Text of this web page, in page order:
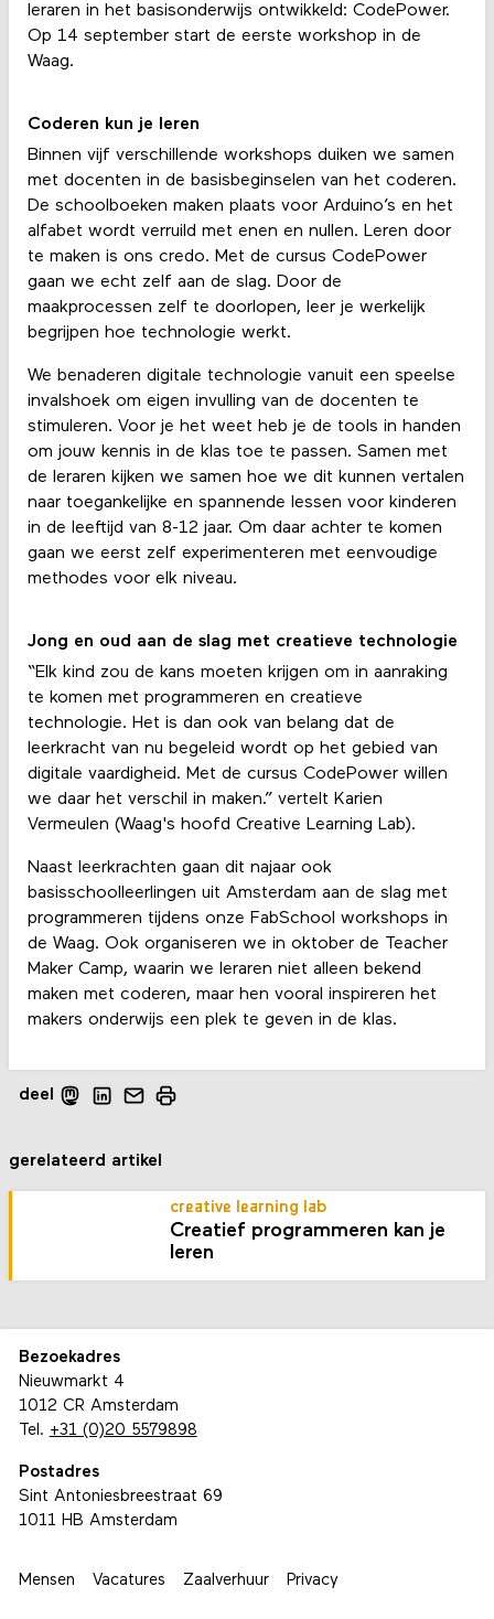
leraren in het basisonderwijs ontwikkeld: CodePower.
Op 14 september start de eerste workshop in de
Waag.
Coderen kun je leren
Binnen vijf verschillende workshops duiken we samen
met docenten in de basisbeginselen van het coderen.
De schoolboeken maken plaats voor Arduino’s en het
alfabet wordt verruild met enen en nullen. Leren door
te maken is ons credo. Met de cursus CodePower
gaan we echt zelf aan de slag. Door de
maakprocessen zelf te doorlopen, leer je werkelijk
begrijpen hoe technologie werkt.
We benaderen digitale technologie vanuit een speelse
invalshoek om eigen invulling van de docenten te
stimuleren. Voor je het weet heb je de tools in handen
om jouw kennis in de klas toe te passen. Samen met
de leraren kijken we samen hoe we dit kunnen vertalen
naar toegankelijke en spannende lessen voor kinderen
in de leeftijd van 8-12 jaar. Om daar achter te komen
gaan we eerst zelf experimenteren met eenvoudige
methodes voor elk niveau.
Jong en oud aan de slag met creatieve technologie
“Elk kind zou de kans moeten krijgen om in aanraking
te komen met programmeren en creatieve
technologie. Het is dan ook van belang dat de
leerkracht van nu begeleid wordt op het gebied van
digitale vaardigheid. Met de cursus CodePower willen
we daar het verschil in maken.” vertelt Karien
Vermeulen (Waag's hoofd Creative Learning Lab).
Naast leerkrachten gaan dit najaar ook
basisschoolleerlingen uit Amsterdam aan de slag met
programmeren tijdens onze FabSchool workshops in
de Waag. Ook organiseren we in oktober de Teacher
Maker Camp, waarin we leraren niet alleen bekend
maken met coderen, maar hen vooral inspireren het
makers onderwijs een plek te geven in de klas.
deel
gerelateerd artikel
creative learning lab
Creatief programmeren kan je
leren
Bezoekadres
Nieuwmarkt 4
1012 CR Amsterdam
Tel. +31 (0)20 5579898
Postadres
Sint Antoniesbreestraat 69
1011 HB Amsterdam
Mensen Vacatures Zaalverhuur Privacy